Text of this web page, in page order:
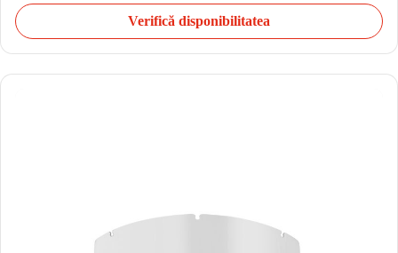
Verifică disponibilitatea